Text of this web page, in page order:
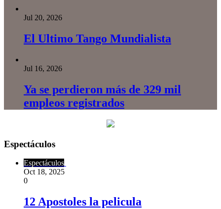
Jul 20, 2026
El Ultimo Tango Mundialista
Jul 16, 2026
Ya se perdieron más de 329 mil
empleos registrados
Espectáculos
Espectáculos
Oct 18, 2025
0
12 Apostoles la pelicula